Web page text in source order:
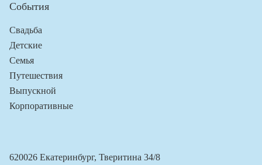
События
Свадьба
Детские
Семья
Путешествия
Выпускной
Корпоративные
620026 Екатеринбург, Тверитина 34/8